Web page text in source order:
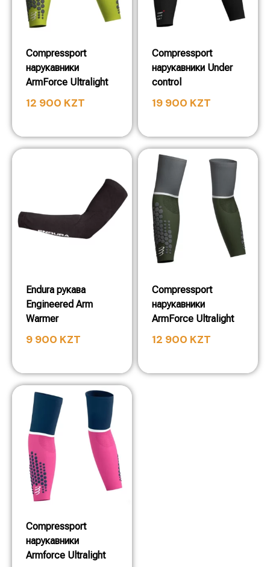
Compressport
нарукавники
ArmForce Ultralight
12 900 KZT
Compressport
нарукавники Under
control
19 900 KZT
Endura рукава
Engineered Arm
Warmer
9 900 KZT
Compressport
нарукавники
ArmForce Ultralight
12 900 KZT
Compressport
нарукавники
Armforce Ultralight